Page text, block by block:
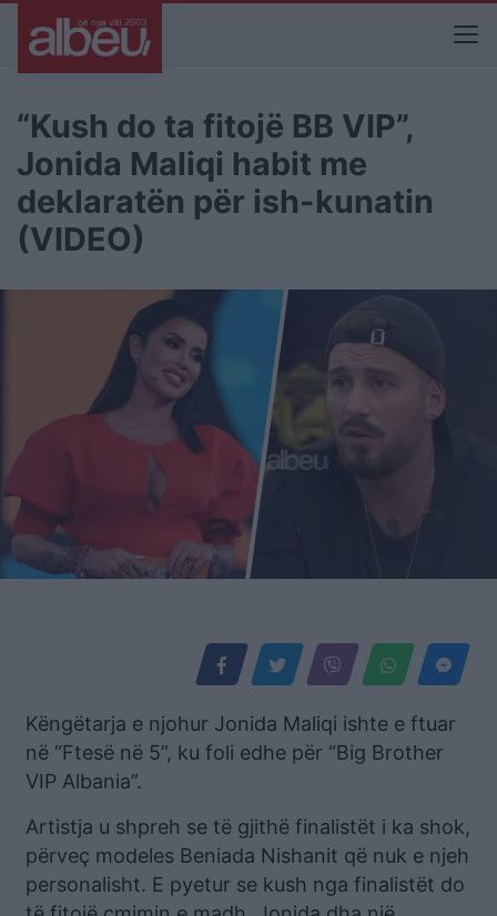
“Kush do ta fitojë BB VIP”,
Jonida Maliqi habit me
deklaratën për ish-kunatin
(VIDEO)
Këngëtarja e njohur Jonida Maliqi ishte e ftuar
në “Ftesë në 5”, ku foli edhe për “Big Brother
VIP Albania”.
Artistja u shpreh se të gjithë finalistët i ka shok,
përveç modeles Beniada Nishanit që nuk e njeh
personalisht. E pyetur se kush nga finalistët do